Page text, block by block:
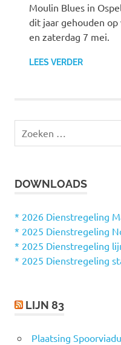
Moulin Blues in
dit jaar gehouden op
en zaterdag 7 mei.
LEES VERDER
e
n
a
a
r
DOWNLOADS
* 2026 Dienstregeling
* 2025 Dienstregeling
* 2025 Dienstregeling
* 2025 Dienstregeling
LIJN 83
Plaatsing